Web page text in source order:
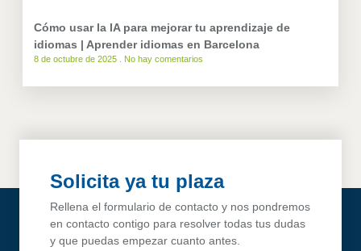
Cómo usar la IA para mejorar tu aprendizaje de
idiomas | Aprender idiomas en Barcelona
8 de octubre de 2025 No hay comentarios
Solicita ya tu plaza
Rellena el formulario de contacto y nos pondremos
en contacto contigo para resolver todas tus dudas
y que puedas empezar cuanto antes.